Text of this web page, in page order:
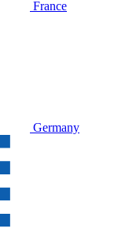
France
Germany